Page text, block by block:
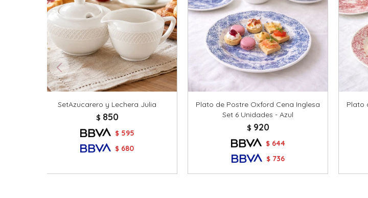
SetAzucarero y Lechera Julia
$ 850
$ 595
$ 680
Plato de Postre Oxford Cena Inglesa
Set 6 Unidades - Azul
$ 920
$ 644
$ 736
Plato